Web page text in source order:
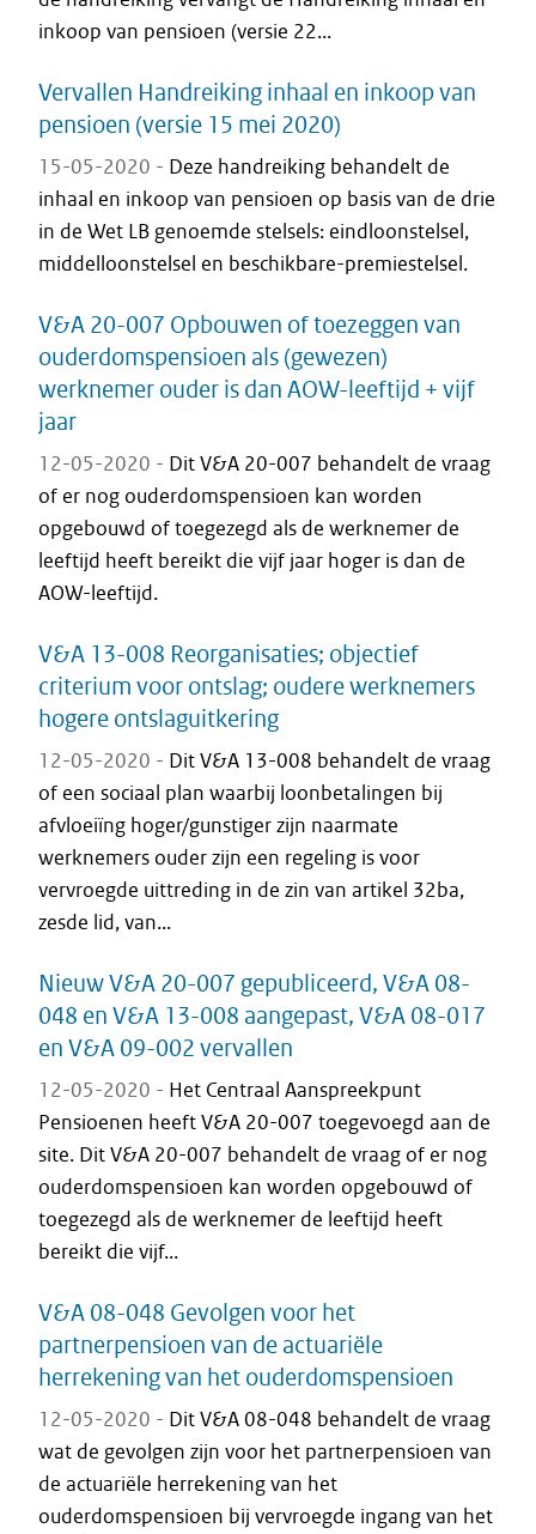
inkoop van pensioen (versie 22...
Vervallen Handreiking inhaal en inkoop van
pensioen (versie 15 mei 2020)
15-05-2020 - Deze handreiking behandelt de
inhaal en inkoop van pensioen op basis van de drie
in de Wet LB genoemde stelsels: eindloonstelsel,
middelloonstelsel en beschikbare-premiestelsel.
V&A 20-007 Opbouwen of toezeggen van
ouderdomspensioen als (gewezen)
werknemer ouder is dan AOW-leeftijd + vijf
jaar
12-05-2020 - Dit V&A 20-007 behandelt de vraag
of er nog ouderdomspensioen kan worden
opgebouwd of toegezegd als de werknemer de
leeftijd heeft bereikt die vijf jaar hoger is dan de
AOW-leeftijd.
V&A 13-008 Reorganisaties; objectief
criterium voor ontslag; oudere werknemers
hogere ontslaguitkering
12-05-2020 - Dit V&A 13-008 behandelt de vraag
of een sociaal plan waarbij loonbetalingen bij
afvloeiïng hoger/gunstiger zijn naarmate
werknemers ouder zijn een regeling is voor
vervroegde uittreding in de zin van artikel 32ba,
zesde lid, van...
Nieuw V&A 20-007 gepubliceerd, V&A 08-
048 en V&A 13-008 aangepast, V&A 08-017
en V&A 09-002 vervallen
12-05-2020 - Het Centraal Aanspreekpunt
Pensioenen heeft V&A 20-007 toegevoegd aan de
site. Dit V&A 20-007 behandelt de vraag of er nog
ouderdomspensioen kan worden opgebouwd of
toegezegd als de werknemer de leeftijd heeft
bereikt die vijf...
V&A 08-048 Gevolgen voor het
partnerpensioen van de actuariële
herrekening van het ouderdomspensioen
12-05-2020 - Dit V&A 08-048 behandelt de vraag
wat de gevolgen zijn voor het partnerpensioen van
de actuariële herrekening van het
ouderdomspensioen bij vervroegde ingang van het